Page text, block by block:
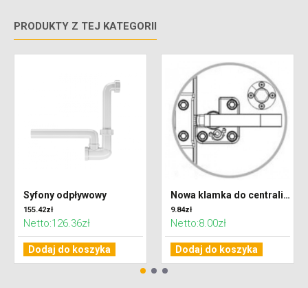
PRODUKTY Z TEJ KATEGORII
Syfony odpływowy
155.42zł
Netto:126.36zł
Dodaj do koszyka
Nowa klamka do centrali VENTUS - Lewa
9.84zł
Netto:8.00zł
Dodaj do koszyka